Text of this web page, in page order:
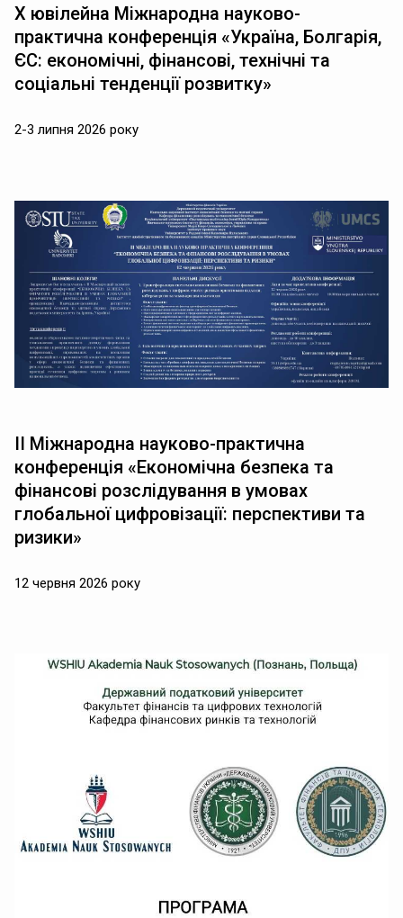
Х ювілейна Міжнародна науково-
практична конференція «Україна, Болгарія,
ЄС: економічні, фінансові, технічні та
соціальні тенденції розвитку»
2-3 липня 2026 року
ІІ Міжнародна науково-практична
конференція «Економічна безпека та
фінансові розслідування в умовах
глобальної цифровізації: перспективи та
ризики»
12 червня 2026 року